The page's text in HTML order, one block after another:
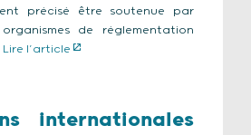
précisé être soutenue par
de réglementation
Lire l’article
internationales